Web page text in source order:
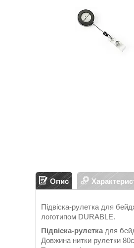
Опис
Підвіска-рулетка для
логотипом DURABLE.
Підвіска-рулетка для
Довжина нитки рулетки